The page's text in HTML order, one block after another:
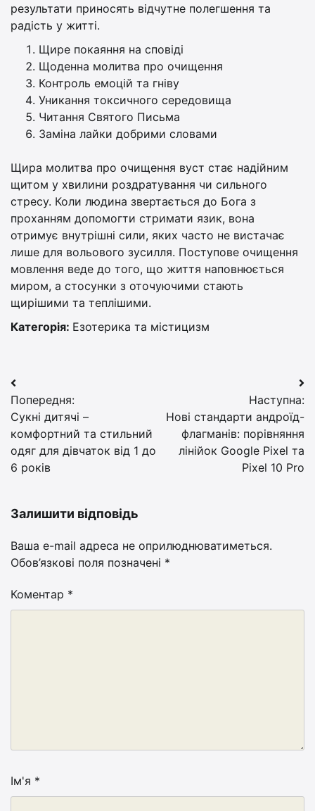
результати приносять відчутне полегшення та
радість у житті.
Щире покаяння на сповіді
Щоденна молитва про очищення
Контроль емоцій та гніву
Уникання токсичного середовища
Читання Святого Письма
Заміна лайки добрими словами
Щира молитва про очищення вуст стає надійним
щитом у хвилини роздратування чи сильного
стресу. Коли людина звертається до Бога з
проханням допомогти стримати язик, вона
отримує внутрішні сили, яких часто не вистачає
лише для вольового зусилля. Поступове очищення
мовлення веде до того, що життя наповнюється
миром, а стосунки з оточуючими стають
щирішими та теплішими.
Категорія: Езотерика та містицизм
Навігація
записів
Попередня:
Сукні дитячі –
комфортний та стильний
одяг для дівчаток від 1 до
6 років
Наступна:
Нові стандарти андроїд-
флагманів: порівняння
лінійок Google Pixel та
Pixel 10 Pro
Залишити відповідь
Ваша e-mail адреса не оприлюднюватиметься.
Обов’язкові поля позначені *
Коментар *
Ім'я *